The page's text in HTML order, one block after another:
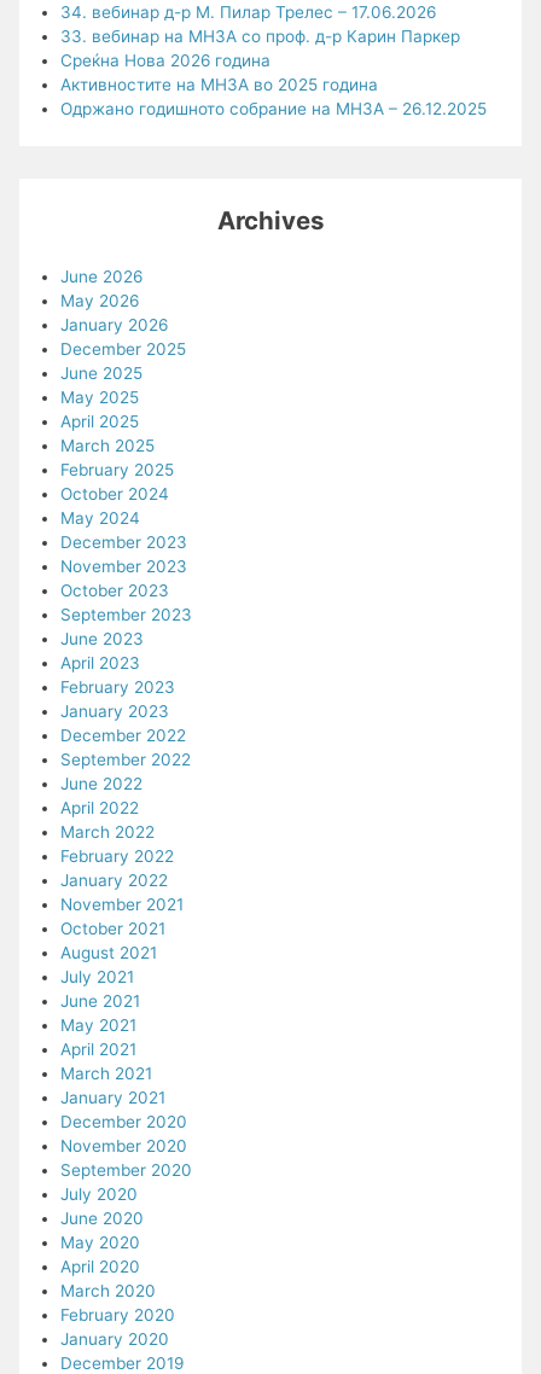
34. вебинар д-р М. Пилар Трелес – 17.06.2026
33. вебинар на МНЗА со проф. д-р Карин Паркер
Среќна Нова 2026 година
Активностите на МНЗА во 2025 година
Одржано годишното собрание на МНЗА – 26.12.2025
Archives
June 2026
May 2026
January 2026
December 2025
June 2025
May 2025
April 2025
March 2025
February 2025
October 2024
May 2024
December 2023
November 2023
October 2023
September 2023
June 2023
April 2023
February 2023
January 2023
December 2022
September 2022
June 2022
April 2022
March 2022
February 2022
January 2022
November 2021
October 2021
August 2021
July 2021
June 2021
May 2021
April 2021
March 2021
January 2021
December 2020
November 2020
September 2020
July 2020
June 2020
May 2020
April 2020
March 2020
February 2020
January 2020
December 2019